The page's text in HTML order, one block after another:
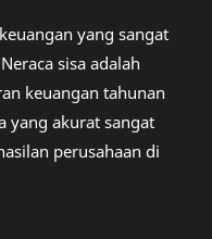
yang sangat
sisa adalah
keuangan tahunan
yang akurat sangat
perusahaan di